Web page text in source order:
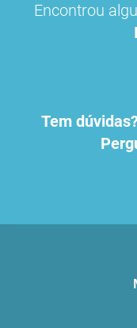
Encontrou
Tem